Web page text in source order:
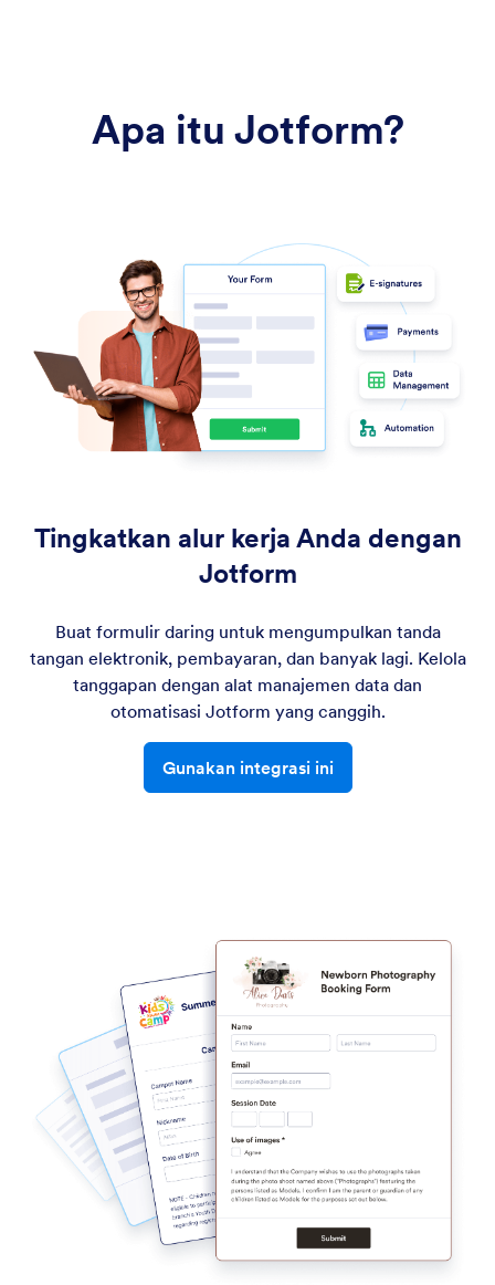
Apa itu Jotform?
Tingkatkan alur kerja Anda dengan
Jotform
Buat formulir daring untuk mengumpulkan tanda
tangan elektronik, pembayaran, dan banyak lagi. Kelola
tanggapan dengan alat manajemen data dan
otomatisasi Jotform yang canggih.
Gunakan integrasi ini